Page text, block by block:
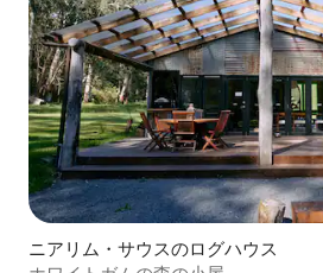
ニアリム・サウスのログハウス